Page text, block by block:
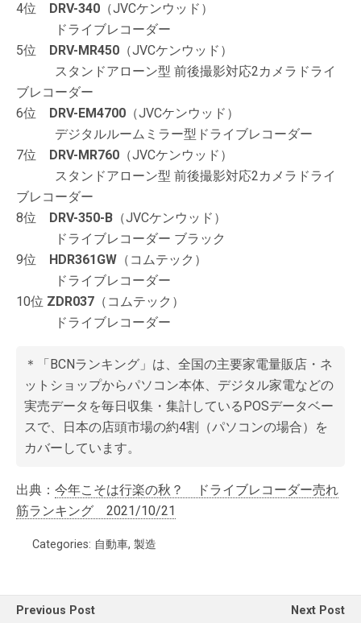
4位 DRV-340 （JVCケンウッド）
ドライブレコーダー
5位 DRV-MR450 （JVCケンウッド）
スタンドアローン型 前後撮影対応2カメラドライ
ブレコーダー
6位 DRV-EM4700 （JVCケンウッド）
デジタルルームミラー型ドライブレコーダー
7位 DRV-MR760 （JVCケンウッド）
スタンドアローン型 前後撮影対応2カメラドライ
ブレコーダー
8位 DRV-350-B （JVCケンウッド）
ドライブレコーダー ブラック
9位 HDR361GW （コムテック）
ドライブレコーダー
10位 ZDR037 （コムテック）
ドライブレコーダー
＊「BCNランキング」は、全国の主要家電量販店・ネ
ットショップからパソコン本体、デジタル家電などの
実売データを毎日収集・集計しているPOSデータベー
スで、日本の店頭市場の約4割（パソコンの場合）を
カバーしています。
出典： 今年こそは行楽の秋？ ドライブレコーダー売れ
筋ランキング 2021/10/21
Categories: 自動車, 製造
Previous Post Next Post